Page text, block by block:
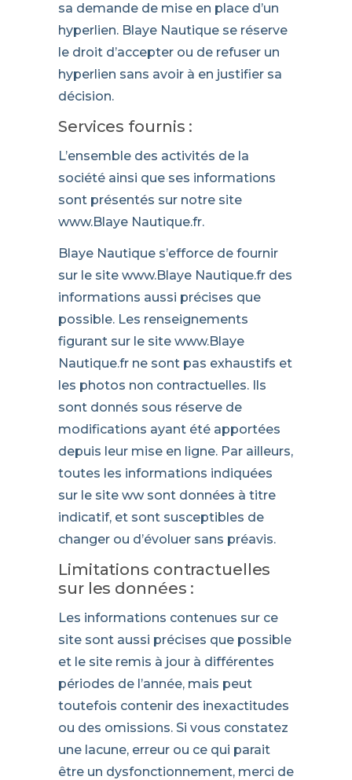
sa demande de mise en place d’un
hyperlien. Blaye Nautique se réserve
le droit d’accepter ou de refuser un
hyperlien sans avoir à en justifier sa
décision.
Services fournis :
L’ensemble des activités de la
société ainsi que ses informations
sont présentés sur notre site
www.Blaye Nautique.fr.
Blaye Nautique s’efforce de fournir
sur le site www.Blaye Nautique.fr des
informations aussi précises que
possible. Les renseignements
figurant sur le site www.Blaye
Nautique.fr ne sont pas exhaustifs et
les photos non contractuelles. Ils
sont donnés sous réserve de
modifications ayant été apportées
depuis leur mise en ligne. Par ailleurs,
toutes les informations indiquées
sur le site ww sont données à titre
indicatif, et sont susceptibles de
changer ou d’évoluer sans préavis.
Limitations contractuelles
sur les données :
Les informations contenues sur ce
site sont aussi précises que possible
et le site remis à jour à différentes
périodes de l’année, mais peut
toutefois contenir des inexactitudes
ou des omissions. Si vous constatez
une lacune, erreur ou ce qui parait
être un dysfonctionnement, merci de